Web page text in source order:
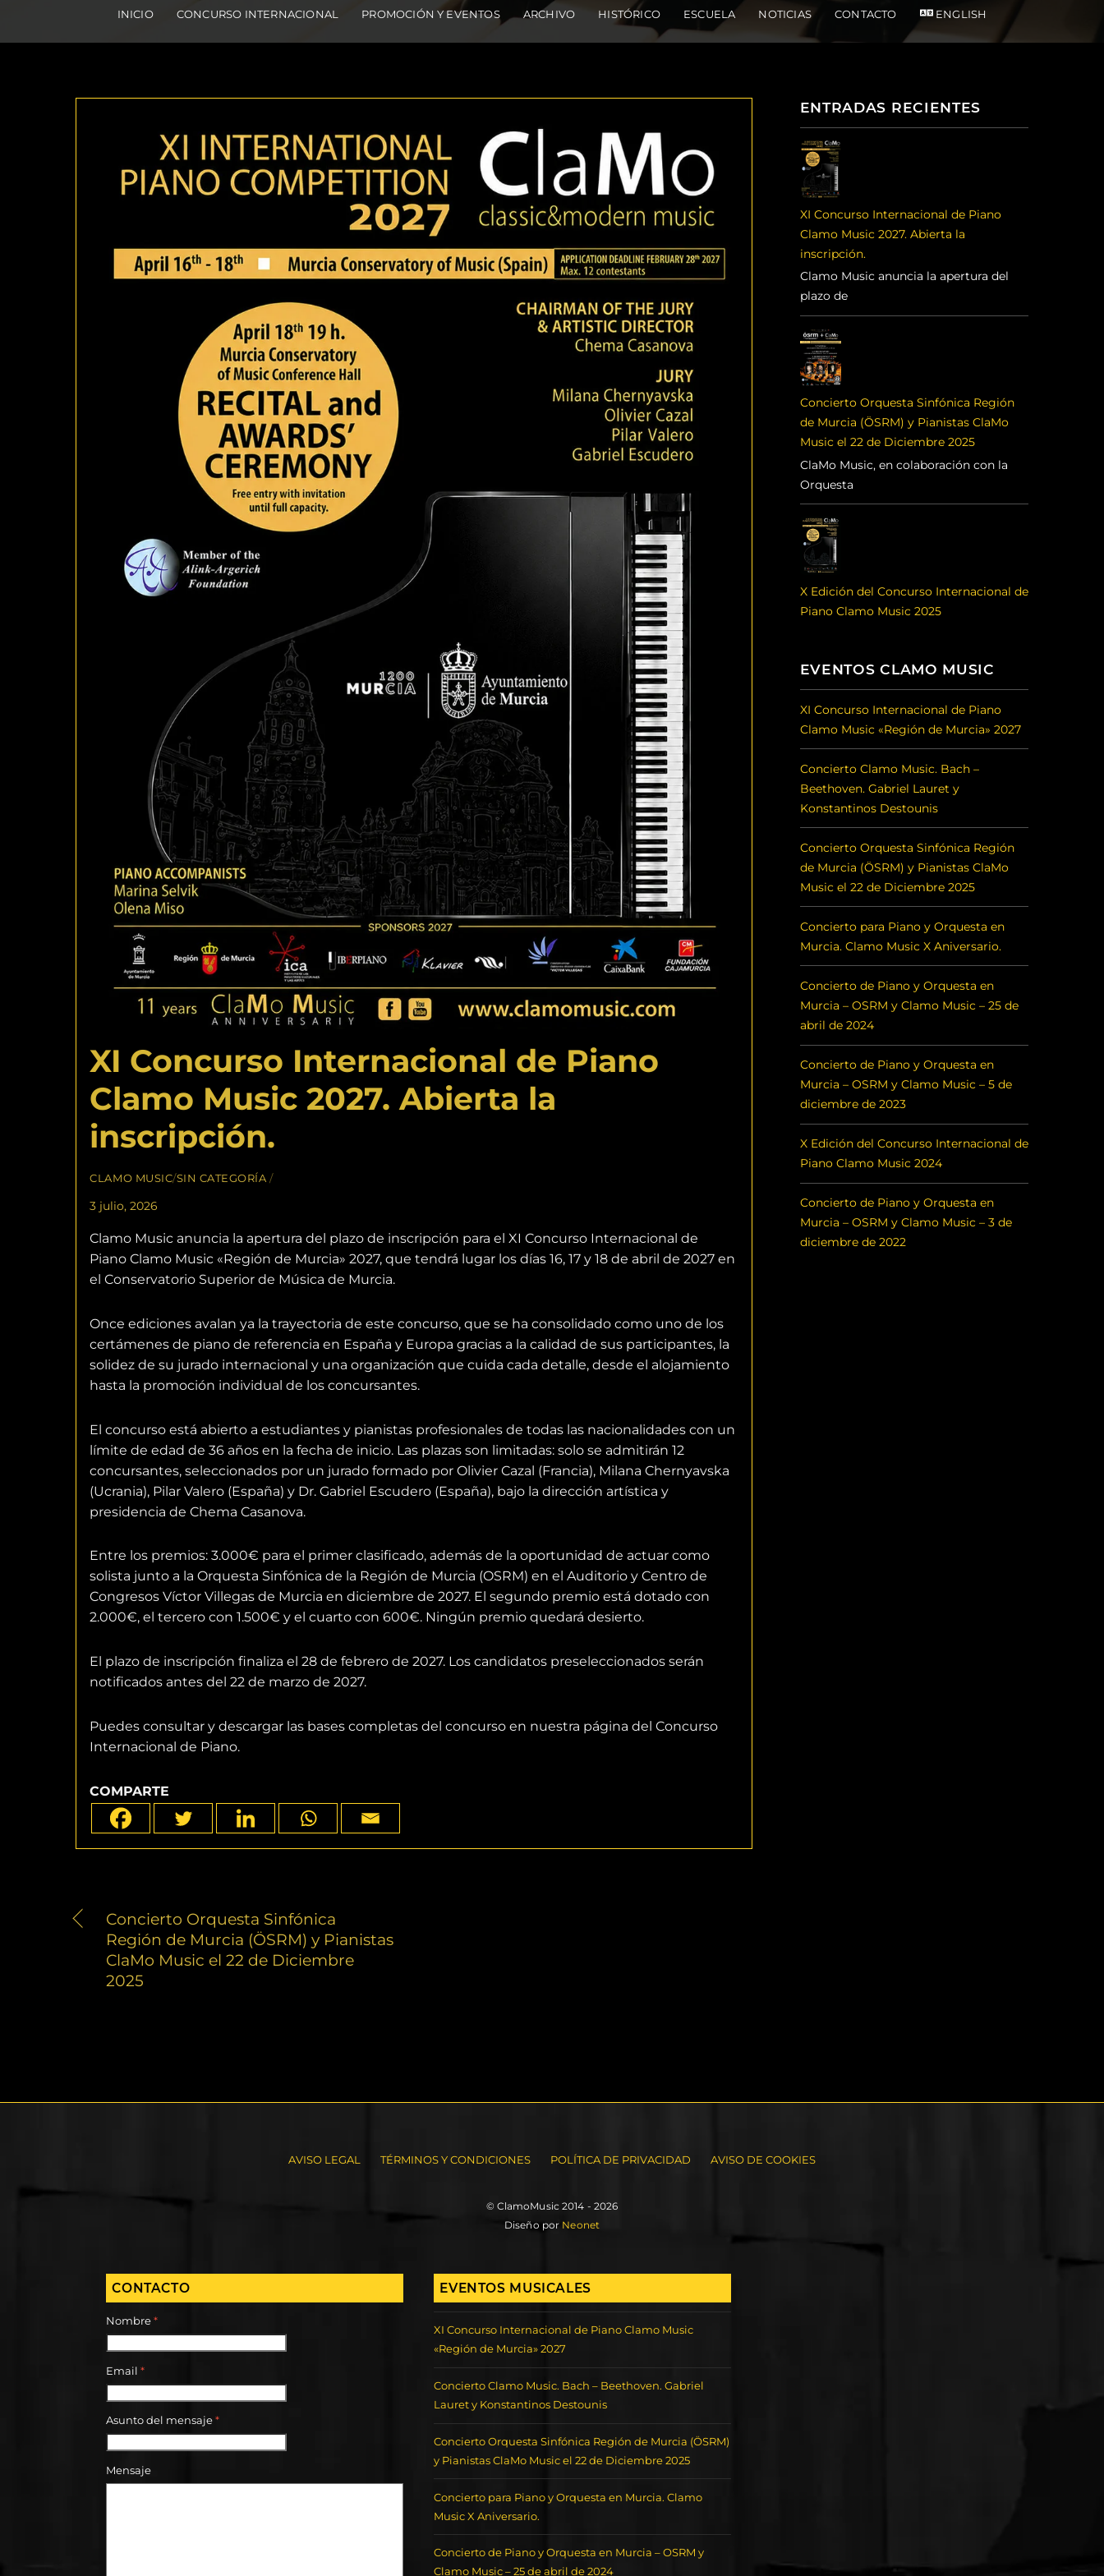
INICIO CONCURSO INTERNACIONAL PROMOCIÓN Y EVENTOS ARCHIVO HISTÓRICO ESCUELA NOTICIAS CONTACTO ENGLISH
XI Concurso Internacional de Piano
Clamo Music 2027. Abierta la
inscripción.
CLAMO MUSIC/SIN CATEGORÍA /
3 julio, 2026
Clamo Music anuncia la apertura del plazo de inscripción para el XI Concurso Internacional de
Piano Clamo Music «Región de Murcia» 2027, que tendrá lugar los días 16, 17 y 18 de abril de 2027 en
el Conservatorio Superior de Música de Murcia.
Once ediciones avalan ya la trayectoria de este concurso, que se ha consolidado como uno de los
certámenes de piano de referencia en España y Europa gracias a la calidad de sus participantes, la
solidez de su jurado internacional y una organización que cuida cada detalle, desde el alojamiento
hasta la promoción individual de los concursantes.
El concurso está abierto a estudiantes y pianistas profesionales de todas las nacionalidades con un
límite de edad de 36 años en la fecha de inicio. Las plazas son limitadas: solo se admitirán 12
concursantes, seleccionados por un jurado formado por Olivier Cazal (Francia), Milana Chernyavska
(Ucrania), Pilar Valero (España) y Dr. Gabriel Escudero (España), bajo la dirección artística y
presidencia de Chema Casanova.
Entre los premios: 3.000€ para el primer clasificado, además de la oportunidad de actuar como
solista junto a la Orquesta Sinfónica de la Región de Murcia (OSRM) en el Auditorio y Centro de
Congresos Víctor Villegas de Murcia en diciembre de 2027. El segundo premio está dotado con
2.000€, el tercero con 1.500€ y el cuarto con 600€. Ningún premio quedará desierto.
El plazo de inscripción finaliza el 28 de febrero de 2027. Los candidatos preseleccionados serán
notificados antes del 22 de marzo de 2027.
Puedes consultar y descargar las bases completas del concurso en nuestra página del Concurso
Internacional de Piano.
COMPARTE
Concierto Orquesta Sinfónica
Región de Murcia (ÖSRM) y Pianistas
ClaMo Music el 22 de Diciembre
2025
ENTRADAS RECIENTES
XI Concurso Internacional de Piano
Clamo Music 2027. Abierta la
inscripción.
Clamo Music anuncia la apertura del
plazo de
Concierto Orquesta Sinfónica Región
de Murcia (ÖSRM) y Pianistas ClaMo
Music el 22 de Diciembre 2025
ClaMo Music, en colaboración con la
Orquesta
X Edición del Concurso Internacional de
Piano Clamo Music 2025
EVENTOS CLAMO MUSIC
XI Concurso Internacional de Piano
Clamo Music «Región de Murcia» 2027
Concierto Clamo Music. Bach –
Beethoven. Gabriel Lauret y
Konstantinos Destounis
Concierto Orquesta Sinfónica Región
de Murcia (ÖSRM) y Pianistas ClaMo
Music el 22 de Diciembre 2025
Concierto para Piano y Orquesta en
Murcia. Clamo Music X Aniversario.
Concierto de Piano y Orquesta en
Murcia – OSRM y Clamo Music – 25 de
abril de 2024
Concierto de Piano y Orquesta en
Murcia – OSRM y Clamo Music – 5 de
diciembre de 2023
X Edición del Concurso Internacional de
Piano Clamo Music 2024
Concierto de Piano y Orquesta en
Murcia – OSRM y Clamo Music – 3 de
diciembre de 2022
AVISO LEGAL TÉRMINOS Y CONDICIONES POLÍTICA DE PRIVACIDAD AVISO DE COOKIES
© ClamoMusic 2014 - 2026
Diseño por Neonet
CONTACTO
Nombre*
Email*
Asunto del mensaje*
Mensaje
EVENTOS MUSICALES
XI Concurso Internacional de Piano Clamo Music
«Región de Murcia» 2027
Concierto Clamo Music. Bach – Beethoven. Gabriel
Lauret y Konstantinos Destounis
Concierto Orquesta Sinfónica Región de Murcia (ÖSRM)
y Pianistas ClaMo Music el 22 de Diciembre 2025
Concierto para Piano y Orquesta en Murcia. Clamo
Music X Aniversario.
Concierto de Piano y Orquesta en Murcia – OSRM y
Clamo Music – 25 de abril de 2024